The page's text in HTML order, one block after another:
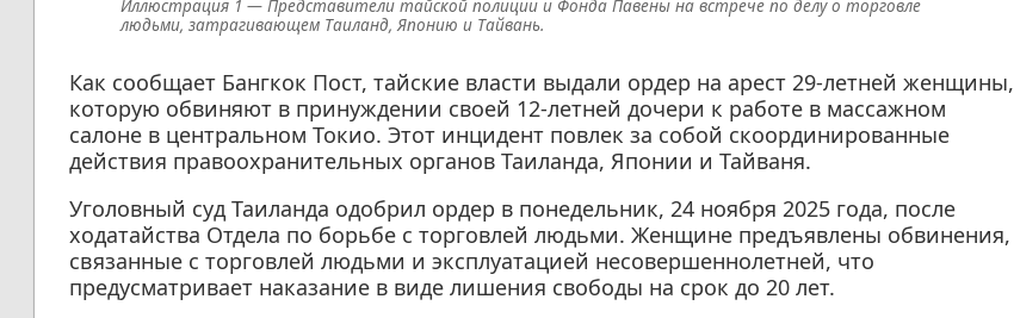
Представители тайской полиции и Фонда Павены на встрече по делу о торговле
людьми, затрагивающем Таиланд, Японию и Тайвань.
Как сообщает Бангкок Пост, тайские власти выдали ордер на арест 29-летней женщины,
которую обвиняют в принуждении своей 12-летней дочери к работе в массажном
салоне в центральном Токио. Этот инцидент повлек за собой скоординированные
действия правоохранительных органов Таиланда, Японии и Тайваня.
Уголовный суд Таиланда одобрил ордер в понедельник, 24 ноября 2025 года, после
ходатайства Отдела по борьбе с торговлей людьми. Женщине предъявлены обвинения,
связанные с торговлей людьми и эксплуатацией несовершеннолетней, что
предусматривает наказание в виде лишения свободы на срок до 20 лет.